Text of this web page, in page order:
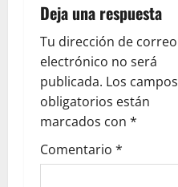
Deja una respuesta
Tu dirección de correo
electrónico no será
publicada. Los campos
obligatorios están
marcados con *
Comentario *